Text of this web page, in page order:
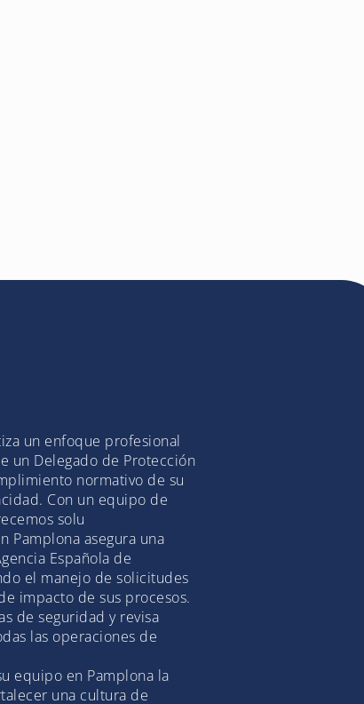
un enfoque profesional
un Delegado de Protección
normativo de su
Con un equipo de
solu
Pamplona asegura una
Española de
el manejo de solicitudes
impacto de sus procesos.
de seguridad y revisa
las operaciones de
equipo en Pamplona la
una cultura de